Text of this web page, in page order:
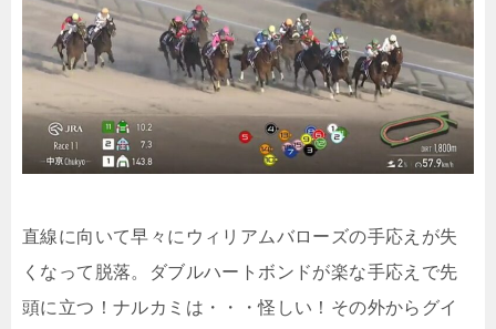
直線に向いて早々にウィリアムバローズの手応えが失
くなって脱落。ダブルハートボンドが楽な手応えで先
頭に立つ！ナルカミは・・・怪しい！その外からグイ